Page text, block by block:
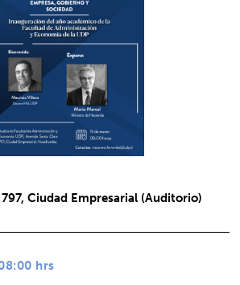
Ciudad Empresarial (Auditorio)
hrs